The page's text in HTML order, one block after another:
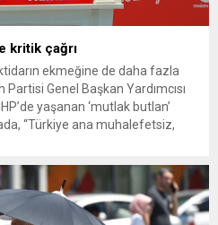
kritik çağrı
ekmeğine de daha fazla
Genel Başkan Yardımcısı
yaşanan ‘mutlak butlan’
“Türkiye ana muhalefetsiz,